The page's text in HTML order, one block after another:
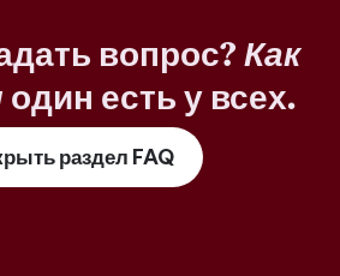
вопрос? Как
один есть у всех.
раздел FAQ